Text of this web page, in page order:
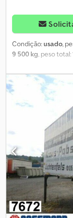
Condição:usado,
9 500 kg, peso total:
7 700 mm, largura
espaço de carga:
comprimento total:
ar, tamanho do
, tipo de
Equipamento:ABS
carroceria giratória,
Antibloqueio de
duplos. Cjdpjvhg T
M. Ronig com
intermediário a
fornecidas sem
possíveis erros!